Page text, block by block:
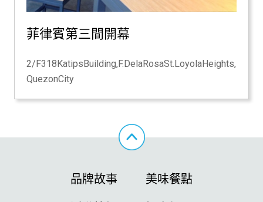
菲律賓第三間開幕
2/F318KatipsBuilding,F.DelaRosaSt.LoyolaHeights,
QuezonCity
品牌故事 美味餐點